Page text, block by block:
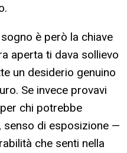
è però la chiave
aperta ti dava sollievo
un desiderio genuino
Se invece provavi
chi potrebbe
senso di esposizione —
che senti nella